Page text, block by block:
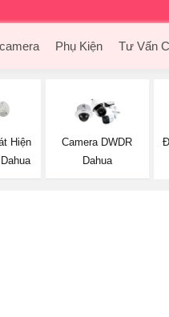
Phụ Kiện Tư Vấn
Hiện
Camera DWDR
Dahua